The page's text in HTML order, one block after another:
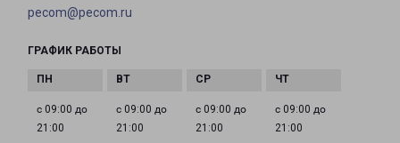
pecom@pecom.ru
ГРАФИК РАБОТЫ
с 09:00 до
21:00
с 09:00 до
21:00
с 09:00 до
21:00
с 09:00 до
21:00